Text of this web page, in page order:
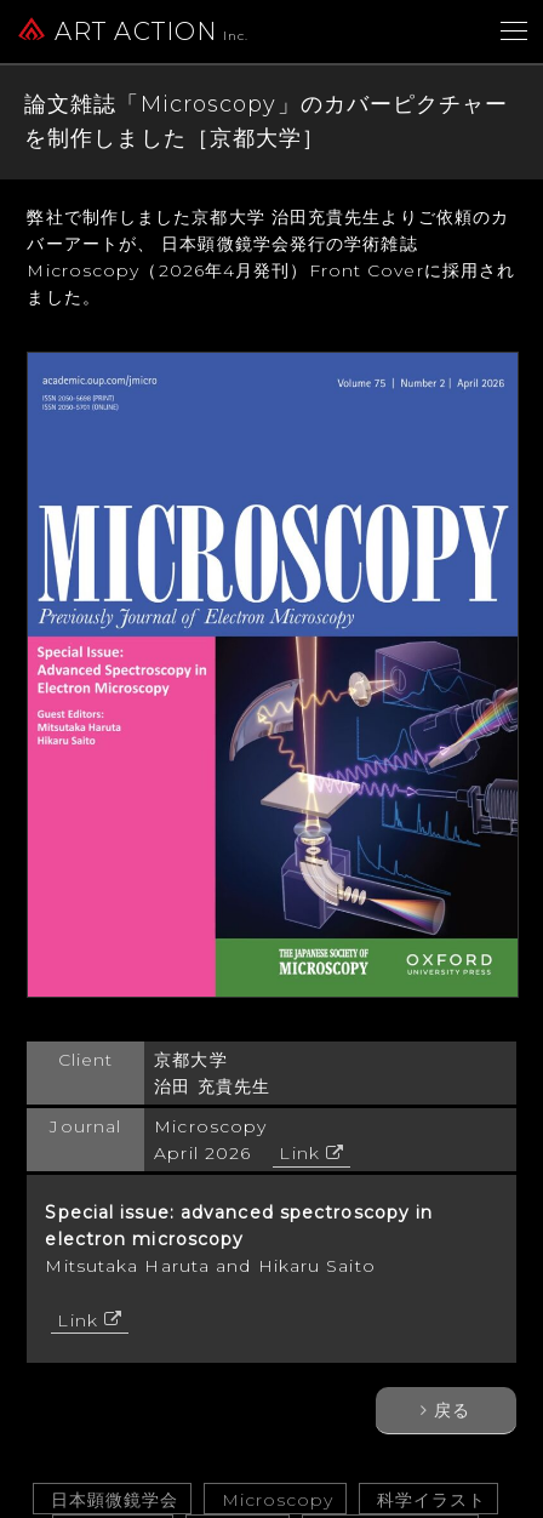
ART ACTION Inc.
論文雑誌「Microscopy」のカバーピクチャー
を制作しました［京都大学］
弊社で制作しました京都大学 治田充貴先生よりご依頼のカ
バーアートが、
日本顕微鏡学会発行の学術雑誌
Microscopy（2026年4月発刊）Front Coverに採用され
ました。
Client
京都大学
治田 充貴先生
Journal
Microscopy
April 2026
Link
Special issue: advanced spectroscopy in
electron microscopy
Mitsutaka Haruta and Hikaru Saito
Link
戻る
日本顕微鏡学会 Microscopy
科学イラスト